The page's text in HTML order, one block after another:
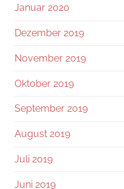
Januar 2020
Dezember 2019
November 2019
Oktober 2019
September 2019
August 2019
Juli 2019
Juni 2019